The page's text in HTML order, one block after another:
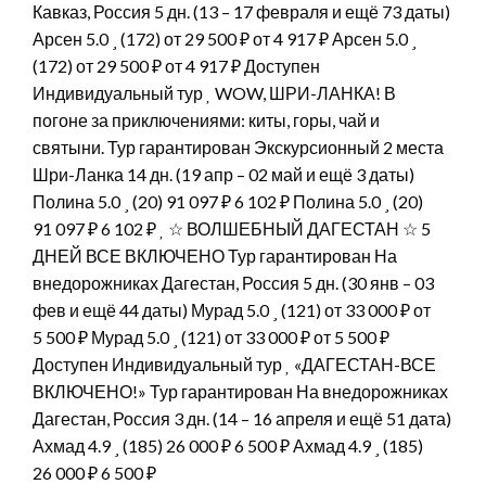
Кавказ, Россия 5 дн.(13 – 17 февраля и ещё 73 даты)
Арсен 5.0 (172)от 29 500 ₽от 4 917 ₽Арсен 5.0
(172)от 29 500 ₽от 4 917 ₽Доступен
Индивидуальный тур WOW, ШРИ-ЛАНКА! В
погоне за приключениями: киты, горы, чай и
святыни. Тур гарантирован Экскурсионный 2 места
Шри-Ланка 14 дн.(19 апр – 02 май и ещё 3 даты)
Полина 5.0 (20) 91 097 ₽6 102 ₽ Полина 5.0 (20)
91 097 ₽6 102 ₽
☆ ВОЛШЕБНЫЙ ДАГЕСТАН ☆ 5
ДНЕЙ ВСЕ ВКЛЮЧЕНО Тур гарантирован На
внедорожниках Дагестан, Россия 5 дн.(30 янв – 03
фев и ещё 44 даты) Мурад 5.0 (121)от 33 000 ₽от
5 500 ₽ Мурад 5.0 (121)от 33 000 ₽от 5 500 ₽
Доступен Индивидуальный тур
«ДАГЕСТАН-ВСЕ
ВКЛЮЧЕНО!» Тур гарантирован На внедорожниках
Дагестан, Россия 3 дн.(14 – 16 апреля и ещё 51 дата)
Ахмад 4.9 (185) 26 000 ₽6 500 ₽Ахмад 4.9 (185)
26 000 ₽6 500 ₽